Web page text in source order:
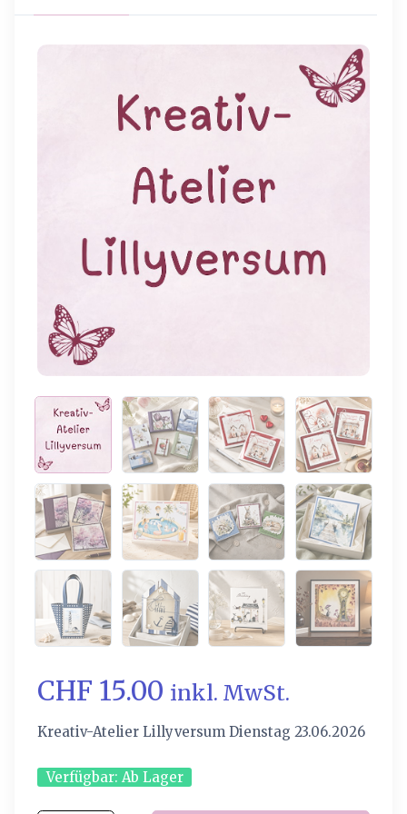
CHF 15.00 inkl. MwSt.
Kreativ-Atelier Lillyversum Dienstag 23.06.2026
Verfügbar: Ab Lager